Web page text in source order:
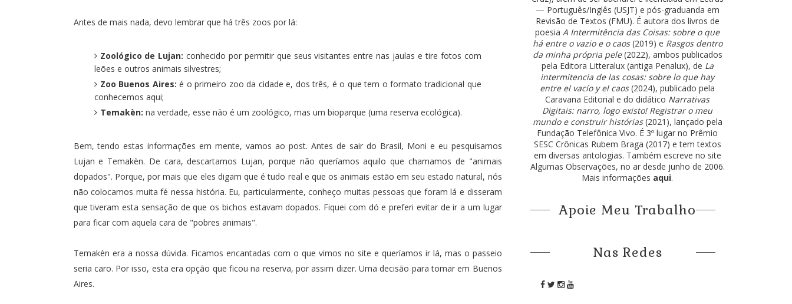
Antes de mais nada, devo lembrar que há três zoos por lá:
Zoológico de Lujan: conhecido por permitir que seus visitantes entre nas jaulas e tire fotos com
leões e outros animais silvestres;
Zoo Buenos Aires: é o primeiro zoo da cidade e, dos três, é o que tem o formato tradicional que
conhecemos aqui;
Temakèn: na verdade, esse não é um zoológico, mas um bioparque (uma reserva ecológica).
Bem, tendo estas informações em mente, vamos ao post. Antes de sair do Brasil, Moni e eu pesquisamos
Lujan e Temakèn. De cara, descartamos Lujan, porque não queríamos aquilo que chamamos de "animais
dopados". Porque, por mais que eles digam que é tudo real e que os animais estão em seu estado natural, nós
não colocamos muita fé nessa história. Eu, particularmente, conheço muitas pessoas que foram lá e disseram
que tiveram esta sensação de que os bichos estavam dopados. Fiquei com dó e preferi evitar de ir a um lugar
para ficar com aquela cara de "pobres animais".
Temakèn era a nossa dúvida. Ficamos encantadas com o que vimos no site e queríamos ir lá, mas o passeio
seria caro. Por isso, esta era opção que ficou na reserva, por assim dizer. Uma decisão para tomar em Buenos
Aires.
— Português/Inglês (USJT) e pós-graduanda em
Revisão de Textos (FMU). É autora dos livros de
poesia A Intermitência das Coisas: sobre o que
há entre o vazio e o caos(2019) e Rasgos dentro
da minha própria pele(2022), ambos publicados
pela Editora Litteralux (antiga Penalux), de La
intermitencia de las cosas: sobre lo que hay
entre el vacío y el caos(2024), publicado pela
Caravana Editorial e do didático Narrativas
Digitais: narro, logo existo! Registrar o meu
mundo e construir histórias(2021), lançado pela
Fundação Telefônica Vivo. É 3º lugar no Prêmio
SESC Crônicas Rubem Braga (2017) e tem textos
em diversas antologias. Também escreve no site
Algumas Observações, no ar desde junho de 2006.
Mais informações aqui.
Apoie Meu Trabalho
Nas Redes